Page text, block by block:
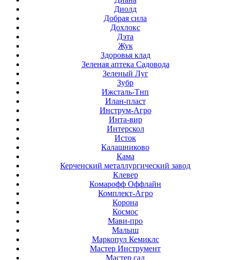
Диолд
Добрая сила
Дохлокс
Дэта
Жук
Здоровья клад
Зеленая аптека Садовода
Зеленый Луг
Зубр
Ижсталь-Тнп
Илан-пласт
Инструм-Агро
Инта-вир
Интерскол
Исток
Калашниково
Кама
Керченский металлургический завод
Клевер
Комарофф Оффлайн
Комплект-Агро
Корона
Космос
Мави-про
Малыш
Маркопул Кемиклс
Мастер Инструмент
Мастер сад